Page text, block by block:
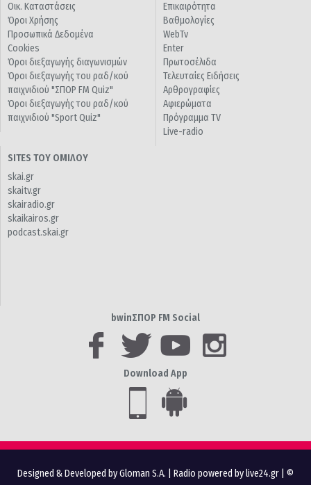
Οικ. Καταστάσεις
Όροι Χρήσης
Προσωπικά Δεδομένα
Cookies
Όροι διεξαγωγής διαγωνισμών
Όροι διεξαγωγής του ραδ/κού
παιχνιδιού "ΣΠΟΡ FM Quiz"
Όροι διεξαγωγής του ραδ/κού
παιχνιδιού "Sport Quiz"
Επικαιρότητα
Βαθμολογίες
WebTv
Enter
Πρωτοσέλιδα
Τελευταίες Ειδήσεις
Αρθρογραφίες
Αφιερώματα
Πρόγραμμα TV
Live-radio
SITES ΤΟΥ ΟΜΙΛΟΥ
skai.gr
skaitv.gr
skairadio.gr
skaikairos.gr
podcast.skai.gr
bwinΣΠΟΡ FM Social
Download App
Designed & Developed by Gloman S.A. Radio powered by live24.gr | ©